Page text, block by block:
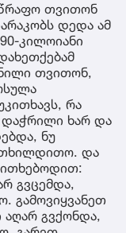
თვითონ
დედა ამ
კილოიანი
თვითონ,
რა
დაჭრილი ხარ და
ნუ
და
გვცემდა,
გამოვიყვანეთ
გვქონდა,